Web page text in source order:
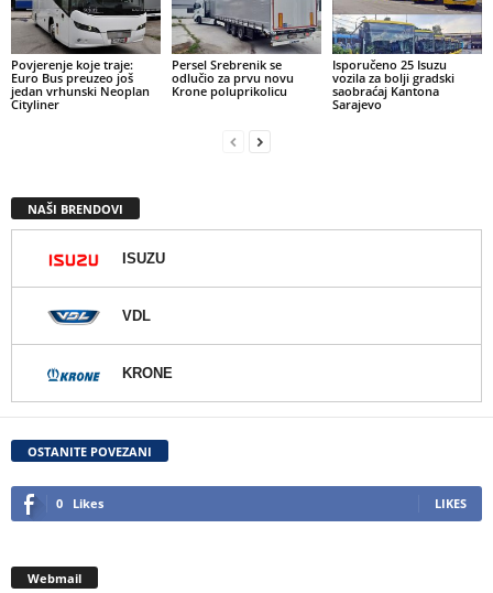
Povjerenje koje traje:
Euro Bus preuzeo još
jedan vrhunski Neoplan
Cityliner
Persel Srebrenik se
odlučio za prvu novu
Krone poluprikolicu
Isporučeno 25 Isuzu
vozila za bolji gradski
saobraćaj Kantona
Sarajevo
NAŠI BRENDOVI
ISUZU
VDL
KRONE
OSTANITE POVEZANI
0 Likes LIKES
Webmail